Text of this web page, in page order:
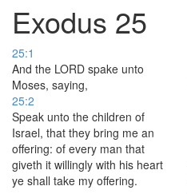
Exodus 25
25:1
And the LORD spake unto
Moses, saying,
25:2
Speak unto the children of
Israel, that they bring me an
offering: of every man that
giveth it willingly with his heart
ye shall take my offering.